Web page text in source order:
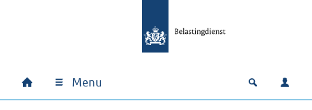
Hoofdnavigatie
Home Menu Open